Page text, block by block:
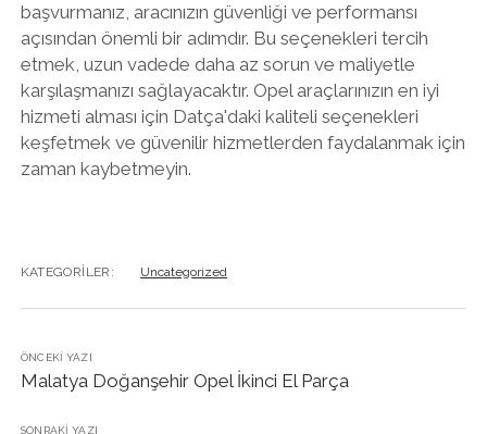
başvurmanız, aracınızın güvenliği ve performansı
açısından önemli bir adımdır. Bu seçenekleri tercih
etmek, uzun vadede daha az sorun ve maliyetle
karşılaşmanızı sağlayacaktır. Opel araçlarınızın en iyi
hizmeti alması için Datça'daki kaliteli seçenekleri
keşfetmek ve güvenilir hizmetlerden faydalanmak için
zaman kaybetmeyin.
KATEGORILER: Uncategorized
ÖNCEKI YAZI
Malatya Doğanşehir Opel İkinci El Parça
SONRAKI YAZI